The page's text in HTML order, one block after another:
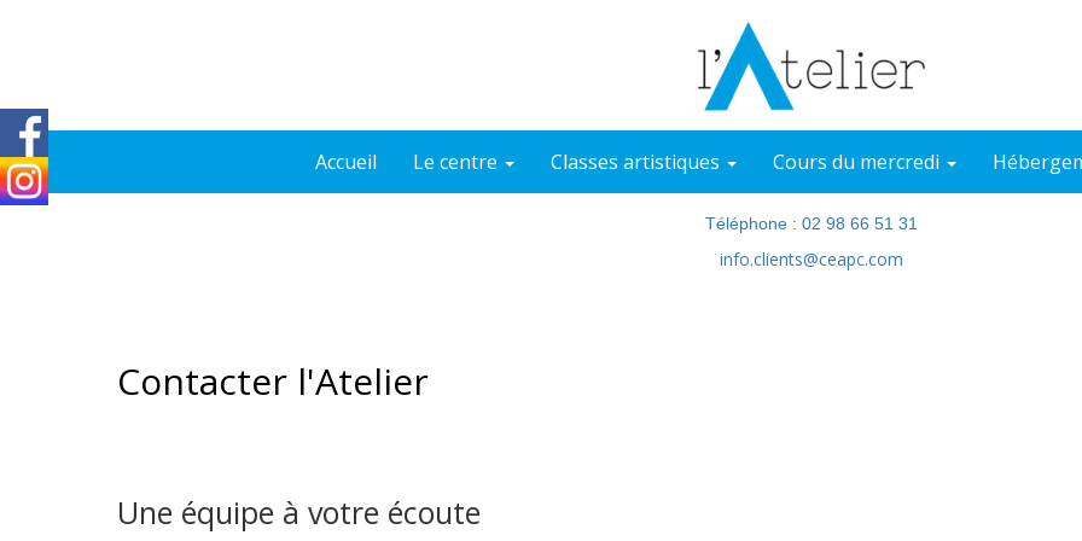
Accueil Le centre Classes artistiques Cours du mercredi
Téléphone : 02 98 66 51 31
info.clients@ceapc.com
Contacter l'Atelier
Une équipe à votre écoute